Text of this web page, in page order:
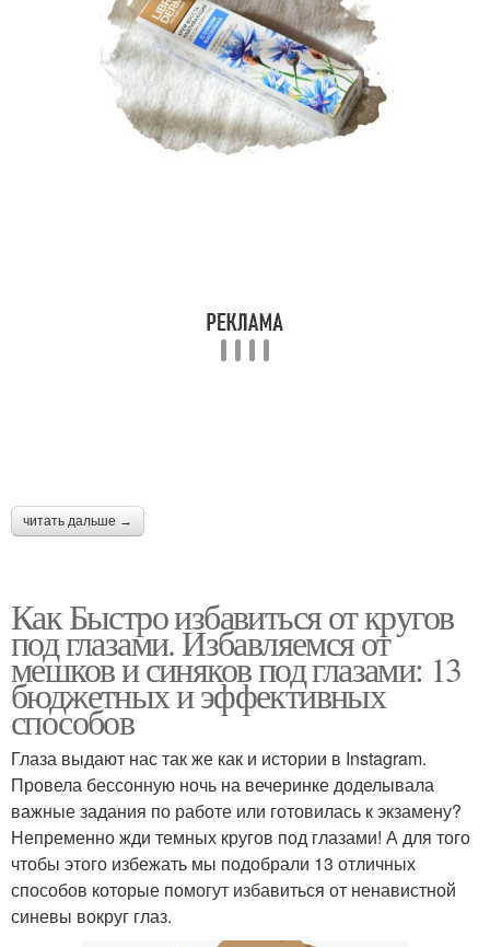
читать дальше →
Как Быстро избавиться от кругов
под глазами. Избавляемся от
мешков и синяков под глазами: 13
бюджетных и эффективных
способов
Глаза выдают нас так же как и истории в Instagram.
Провела бессонную ночь на вечеринке доделывала
важные задания по работе или готовилась к экзамену?
Непременно жди темных кругов под глазами! А для того
чтобы этого избежать мы подобрали 13 отличных
способов которые помогут избавиться от ненавистной
синевы вокруг глаз.